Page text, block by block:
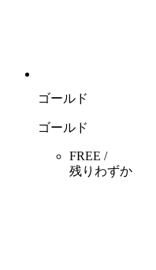
ゴールド
ゴールド
FREE /
残りわずか